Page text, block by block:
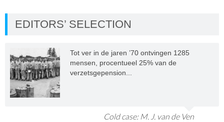
EDITORS’ SELECTION
Tot ver in de jaren ’70 ontvingen 1285
mensen, procentueel 25% van de
verzetsgepension...
Cold case: M. J. van de Ven